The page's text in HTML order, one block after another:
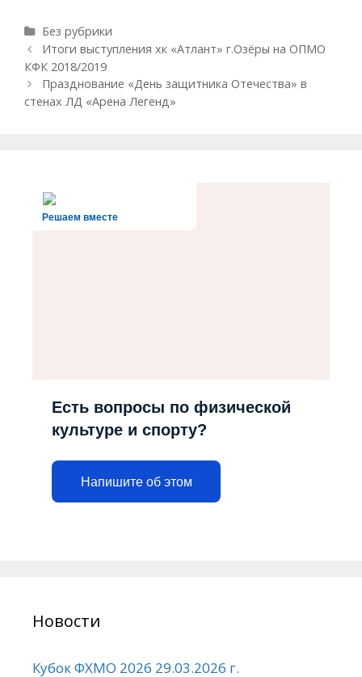
Рубрики
Без рубрики
Навигация
записи
Итоги выступления хк «Атлант» г.Озёры на ОПМО
КФК 2018/2019
Празднование «День защитника Отечества» в
стенах ЛД «Арена Легенд»
Решаем вместе
Есть вопросы по физической
культуре и спорту?
Напишите об этом
Новости
Кубок ФХМО 2026 29.03.2026 г.